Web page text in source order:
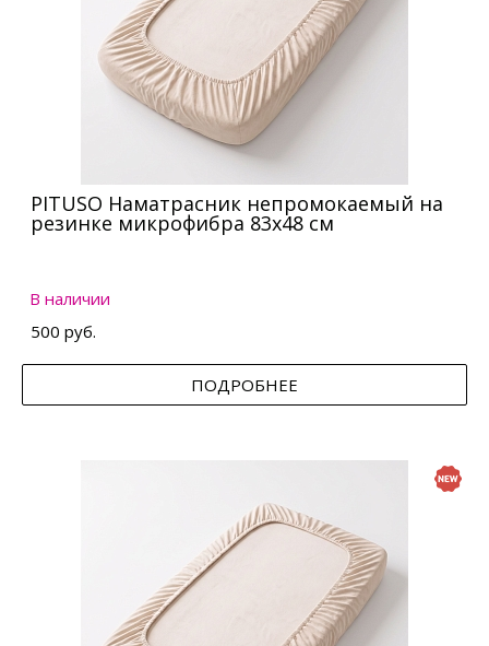
PITUSO Наматрасник непромокаемый на
резинке микрофибра 83х48 см
В наличии
500 руб.
ПОДРОБНЕЕ